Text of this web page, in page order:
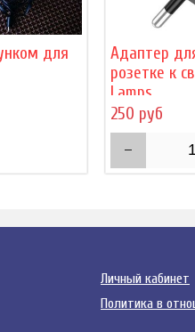
для
Адаптер
розетке к
Lamps
250 руб
Личный кабинет
Политика в